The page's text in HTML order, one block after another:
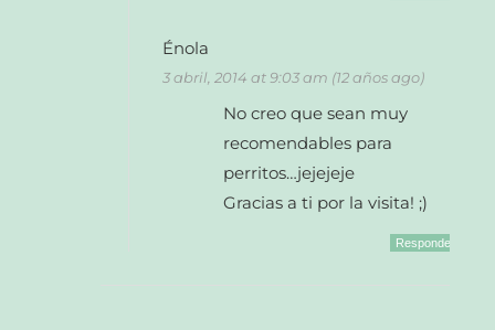
Énola
3 abril, 2014 at 9:03 am (12 años ago)
No creo que sean muy
recomendables para
perritos…jejejeje
Gracias a ti por la visita! ;)
Responder